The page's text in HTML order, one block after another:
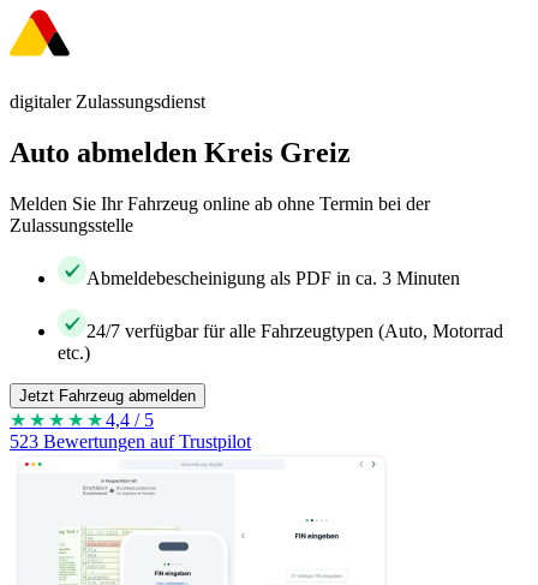
digitaler Zulassungsdienst
Auto abmelden Kreis Greiz
Melden Sie Ihr Fahrzeug online ab ohne Termin bei der
Zulassungsstelle
Abmeldebescheinigung als PDF in ca. 3 Minuten
24/7 verfügbar für alle Fahrzeugtypen (Auto, Motorrad
etc.)
Jetzt Fahrzeug abmelden
★★★★ ★4,4 / 5
523 Bewertungen auf Trustpilot